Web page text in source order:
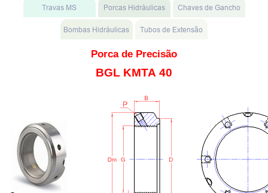
Porca de Precisão
BGL KMTA 40